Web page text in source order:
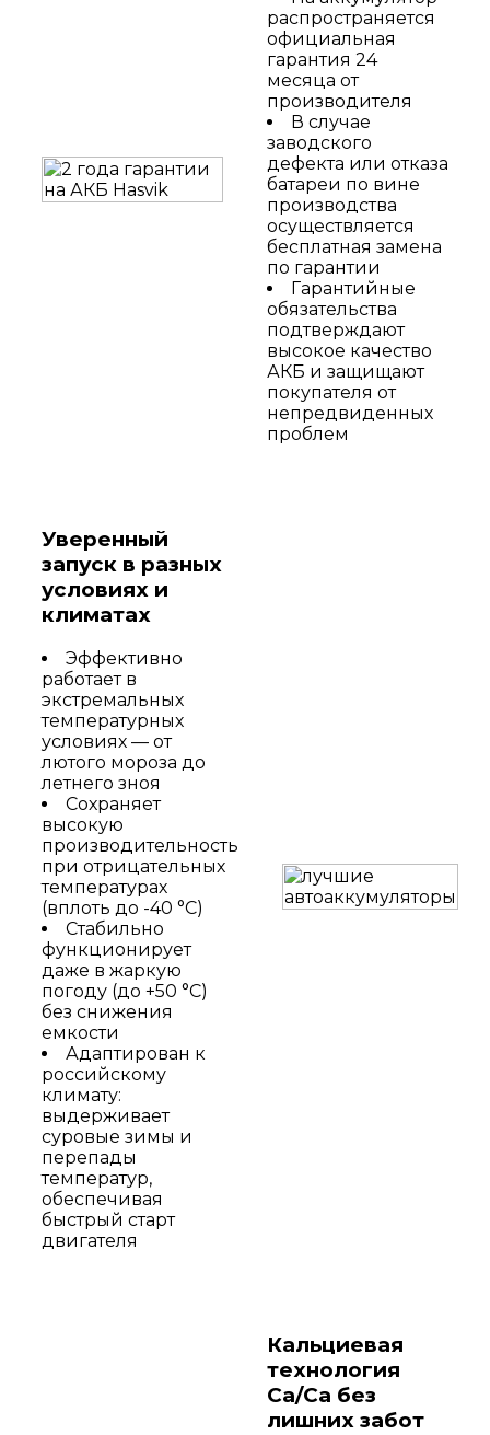
распространяется
официальная
гарантия 24
месяца от
производителя
В случае
заводского
дефекта или отказа
батареи по вине
производства
осуществляется
бесплатная замена
по гарантии
Гарантийные
обязательства
подтверждают
высокое качество
АКБ и защищают
покупателя от
непредвиденных
проблем
Уверенный
запуск в разных
условиях и
климатах
Эффективно
работает в
экстремальных
температурных
условиях — от
лютого мороза до
летнего зноя
Сохраняет
высокую
производительность
при отрицательных
температурах
(вплоть до -40 °C)
Стабильно
функционирует
даже в жаркую
погоду (до +50 °C)
без снижения
емкости
Адаптирован к
российскому
климату:
выдерживает
суровые зимы и
перепады
температур,
обеспечивая
быстрый старт
двигателя
Кальциевая
технология
Ca/Ca без
лишних забот